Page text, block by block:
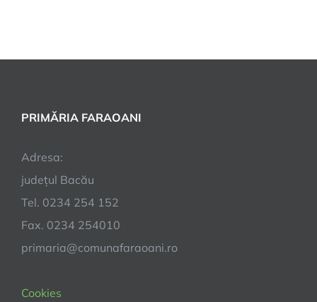
PRIMĂRIA FARAOANI
Adresa:
județul Bacău
Tel. 0234 254 152
Fax. 0234 254010
primaria@comunafaraoani.ro
Cookies